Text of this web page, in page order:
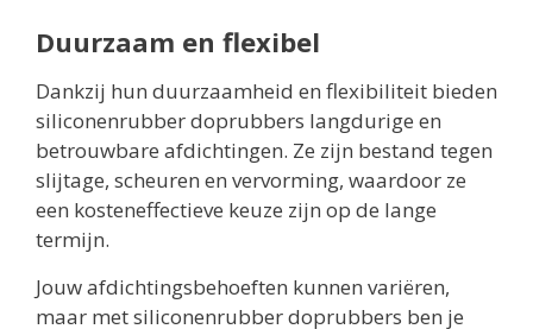
Duurzaam en flexibel
Dankzij hun duurzaamheid en flexibiliteit bieden
siliconenrubber doprubbers langdurige en
betrouwbare afdichtingen. Ze zijn bestand tegen
slijtage, scheuren en vervorming, waardoor ze
een kosteneffectieve keuze zijn op de lange
termijn.
Jouw afdichtingsbehoeften kunnen variëren,
maar met siliconenrubber doprubbers ben je